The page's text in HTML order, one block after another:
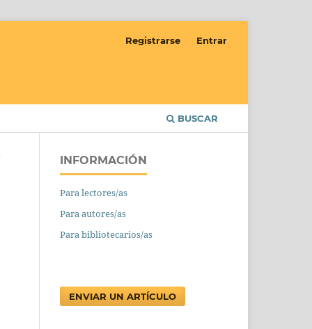
BUSCAR
Registrarse Entrar
INFORMACIÓN
Para lectores/as
Para autores/as
Para bibliotecarios/as
ENVIAR UN ARTÍCULO